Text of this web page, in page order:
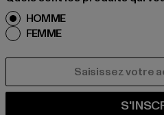
HOMME
FEMME